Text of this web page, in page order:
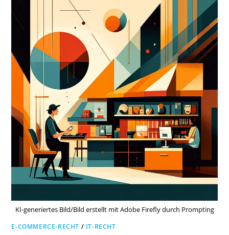
KI-generiertes Bild/Bild erstellt mit Adobe Firefly durch Prompting
E-COMMERCE-RECHT / IT-RECHT